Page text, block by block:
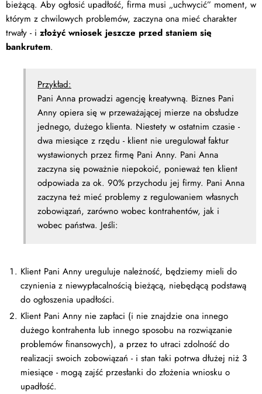
bieżącą. Aby ogłosić upadłość, firma musi „uchwycić” moment, w
którym z chwilowych problemów, zaczyna ona mieć charakter
trwały - i złożyć wniosek jeszcze przed staniem się
bankrutem.
Przykład:
Pani Anna prowadzi agencję kreatywną. Biznes Pani
Anny opiera się w przeważającej mierze na obsłudze
jednego, dużego klienta. Niestety w ostatnim czasie -
dwa miesiące z rzędu - klient nie uregulował faktur
wystawionych przez firmę Pani Anny. Pani Anna
zaczyna się poważnie niepokoić, ponieważ ten klient
odpowiada za ok. 90% przychodu jej firmy. Pani Anna
zaczyna też mieć problemy z regulowaniem własnych
zobowiązań, zarówno wobec kontrahentów, jak i
wobec państwa. Jeśli:
Klient Pani Anny ureguluje należność, będziemy mieli do
czynienia z niewypłacalnością bieżącą, niebędącą podstawą
do ogłoszenia upadłości.
Klient Pani Anny nie zapłaci (i nie znajdzie ona innego
dużego kontrahenta lub innego sposobu na rozwiązanie
problemów finansowych), a przez to utraci zdolność do
realizacji swoich zobowiązań - i stan taki potrwa dłużej niż 3
miesiące - mogą zajść przesłanki do złożenia wniosku o
upadłość.